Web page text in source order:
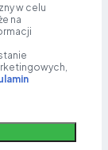
w celu
na